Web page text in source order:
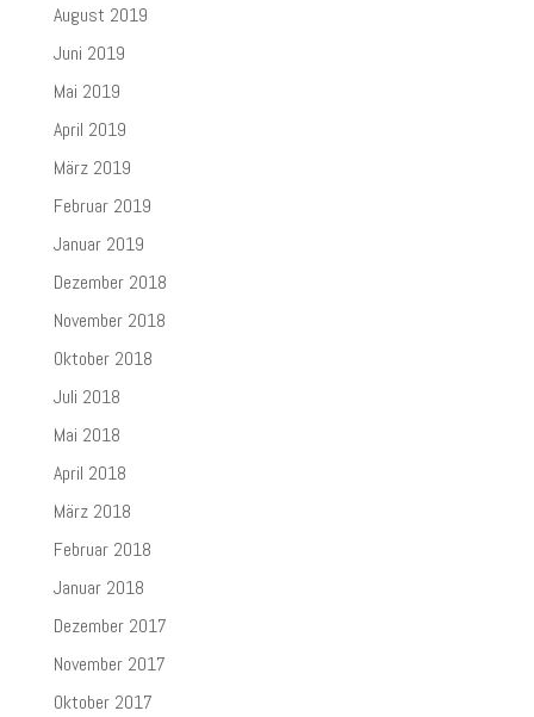
August 2019
Juni 2019
Mai 2019
April 2019
März 2019
Februar 2019
Januar 2019
Dezember 2018
November 2018
Oktober 2018
Juli 2018
Mai 2018
April 2018
März 2018
Februar 2018
Januar 2018
Dezember 2017
November 2017
Oktober 2017